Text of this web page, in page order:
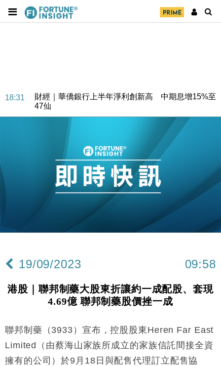
18:31
財經｜華僑銀行上半年淨利創新高 中期息增15%至
47仙
財經｜滙豐上調香港今年GDP預測至4.5% 看好貿易
及消費表現
本地｜假冒內地執法人員要求交「保證金」 43歲女子
損失近6900萬元
財經｜日經失守6.5萬點後回穩 全周仍升近2%
15:47
財經｜恒隆10月換帥 玩具「反」斗城亞洲CEO蔡德
財經｜韓股反覆波動收跌 連挫7周創逾3年最長跌勢
12:44
財經｜日本春季三度入市撐日圓 4月單日斥6.28萬億
11:12
國際｜特朗普料美伊戰事快結束 承認部分彈藥庫存緊
司
18:31
財經｜華僑銀行上半年淨利創新高 中期息增15%至
19/09/2023 09:58
港股｜聯邦制藥大股東折讓約一成配股、套現
4.69億 聯邦制藥股價挫一成
聯邦制藥（3933）宣布，控股股東Heren Far East
Limited（由蔡海山家族所成立的家族信託間接全資
擁有的公司）於9月18日與配售代理訂立配售協